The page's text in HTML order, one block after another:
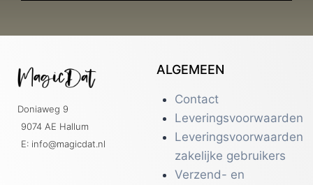
Doniaweg 9
9074 AE Hallum
E: info@magicdat.nl
ALGEMEEN
Contact
Leveringsvoorwaarden
Leveringsvoorwaarden
zakelijke gebruikers
Verzend- en